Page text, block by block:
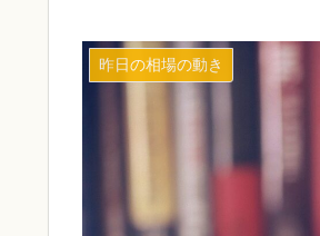
昨日の相場の動き